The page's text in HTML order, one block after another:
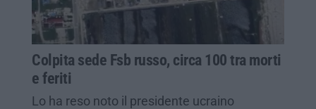
Colpita sede Fsb russo, circa 100 tra morti
e feriti
Lo ha reso noto il presidente ucraino